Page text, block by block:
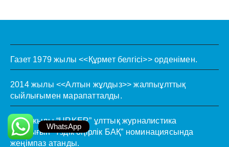
Газет 1979 жылы <<Құрмет белгісі>> орденімен.
2014 жылы <<Алтын жұлдыз>> жалпыұлттық
сыйлығымен марапатталды.
2022 жылы “URKER” ұлттық журналистика
сыйлығын “Үздік өңірлік БАҚ” номинациясында
жеңімпаз атанды.
WhatsApp